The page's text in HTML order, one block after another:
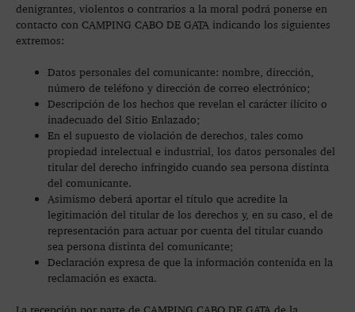
denigrantes, violentos o contrarios a la moral podrá ponerse en
contacto con CAMPING CABO DE GATA indicando los siguientes
extremos:
Datos personales del comunicante: nombre, dirección,
número de teléfono y dirección de correo electrónico;
Descripción de los hechos que revelan el carácter ilícito o
inadecuado del Sitio Enlazado;
En el supuesto de violación de derechos, tales como
propiedad intelectual e industrial, los datos personales del
titular del derecho infringido cuando sea persona distinta
del comunicante.
Asimismo deberá aportar el título que acredite la
legitimación del titular de los derechos y, en su caso, el de
representación para actuar por cuenta del titular cuando
sea persona distinta del comunicante;
Declaración expresa de que la información contenida en la
reclamación es exacta.
La recepción por parte de CAMPING CABO DE GATA de la